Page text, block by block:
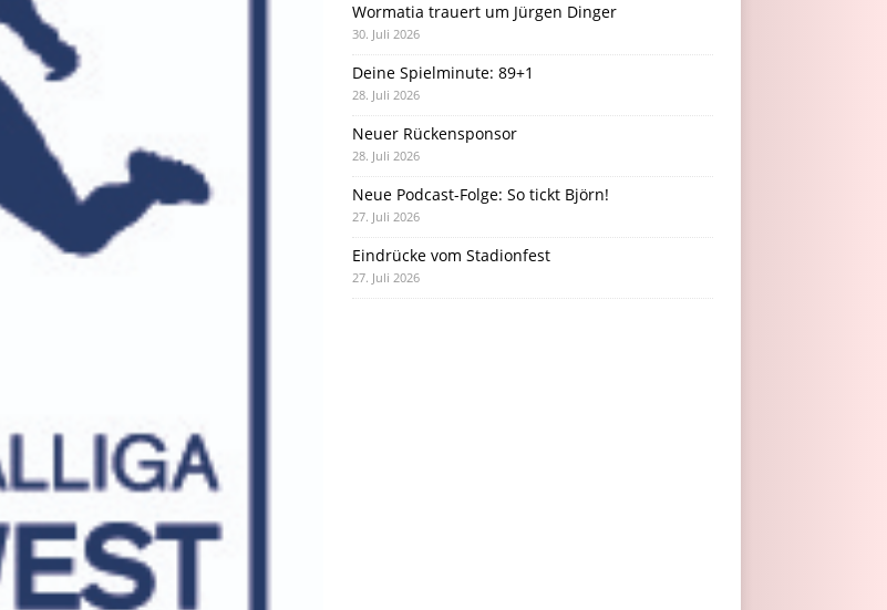
Wormatia trauert um Jürgen Dinger
30. Juli 2026
Deine Spielminute: 89+1
28. Juli 2026
Neuer Rückensponsor
28. Juli 2026
Neue Podcast-Folge: So tickt Björn!
27. Juli 2026
Eindrücke vom Stadionfest
27. Juli 2026